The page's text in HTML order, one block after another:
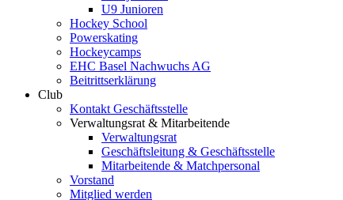
U9 Junioren
Hockey School
Powerskating
Hockeycamps
EHC Basel Nachwuchs AG
Beitrittserklärung
Club
Kontakt Geschäftsstelle
Verwaltungsrat & Mitarbeitende
Verwaltungsrat
Geschäftsleitung & Geschäftsstelle
Mitarbeitende & Matchpersonal
Vorstand
Mitglied werden